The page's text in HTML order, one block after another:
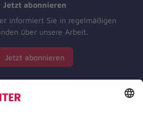
Jetzt abonnieren
informiert Sie in regelmäßigen
über unsere Arbeit.
Jetzt abonnieren
Johanniter-Unfall-Hilfe e.V.